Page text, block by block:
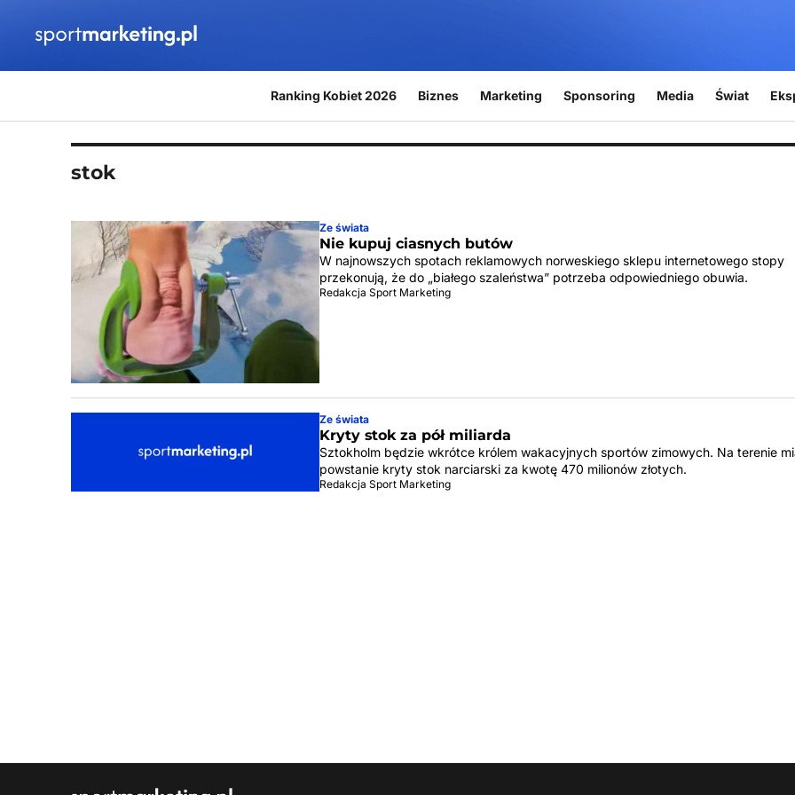
Ranking Kobiet 2026 Biznes Marketing Sponsoring Media Świat
stok
Ze świata
Nie kupuj ciasnych butów
W najnowszych spotach reklamowych norweskiego sklepu internetowego stopy
przekonują, że do „białego szaleństwa” potrzeba odpowiedniego obuwia.
Redakcja Sport Marketing
Ze świata
Kryty stok za pół miliarda
Sztokholm będzie wkrótce królem wakacyjnych sportów zimowych. Na terenie
powstanie kryty stok narciarski za kwotę 470 milionów złotych.
Redakcja Sport Marketing